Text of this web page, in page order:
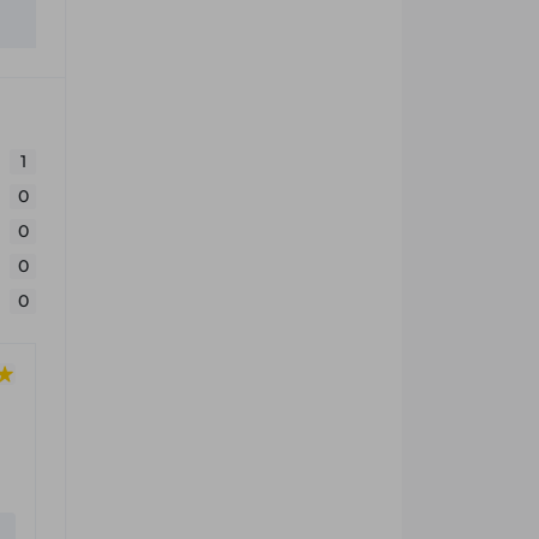
1
0
0
0
0